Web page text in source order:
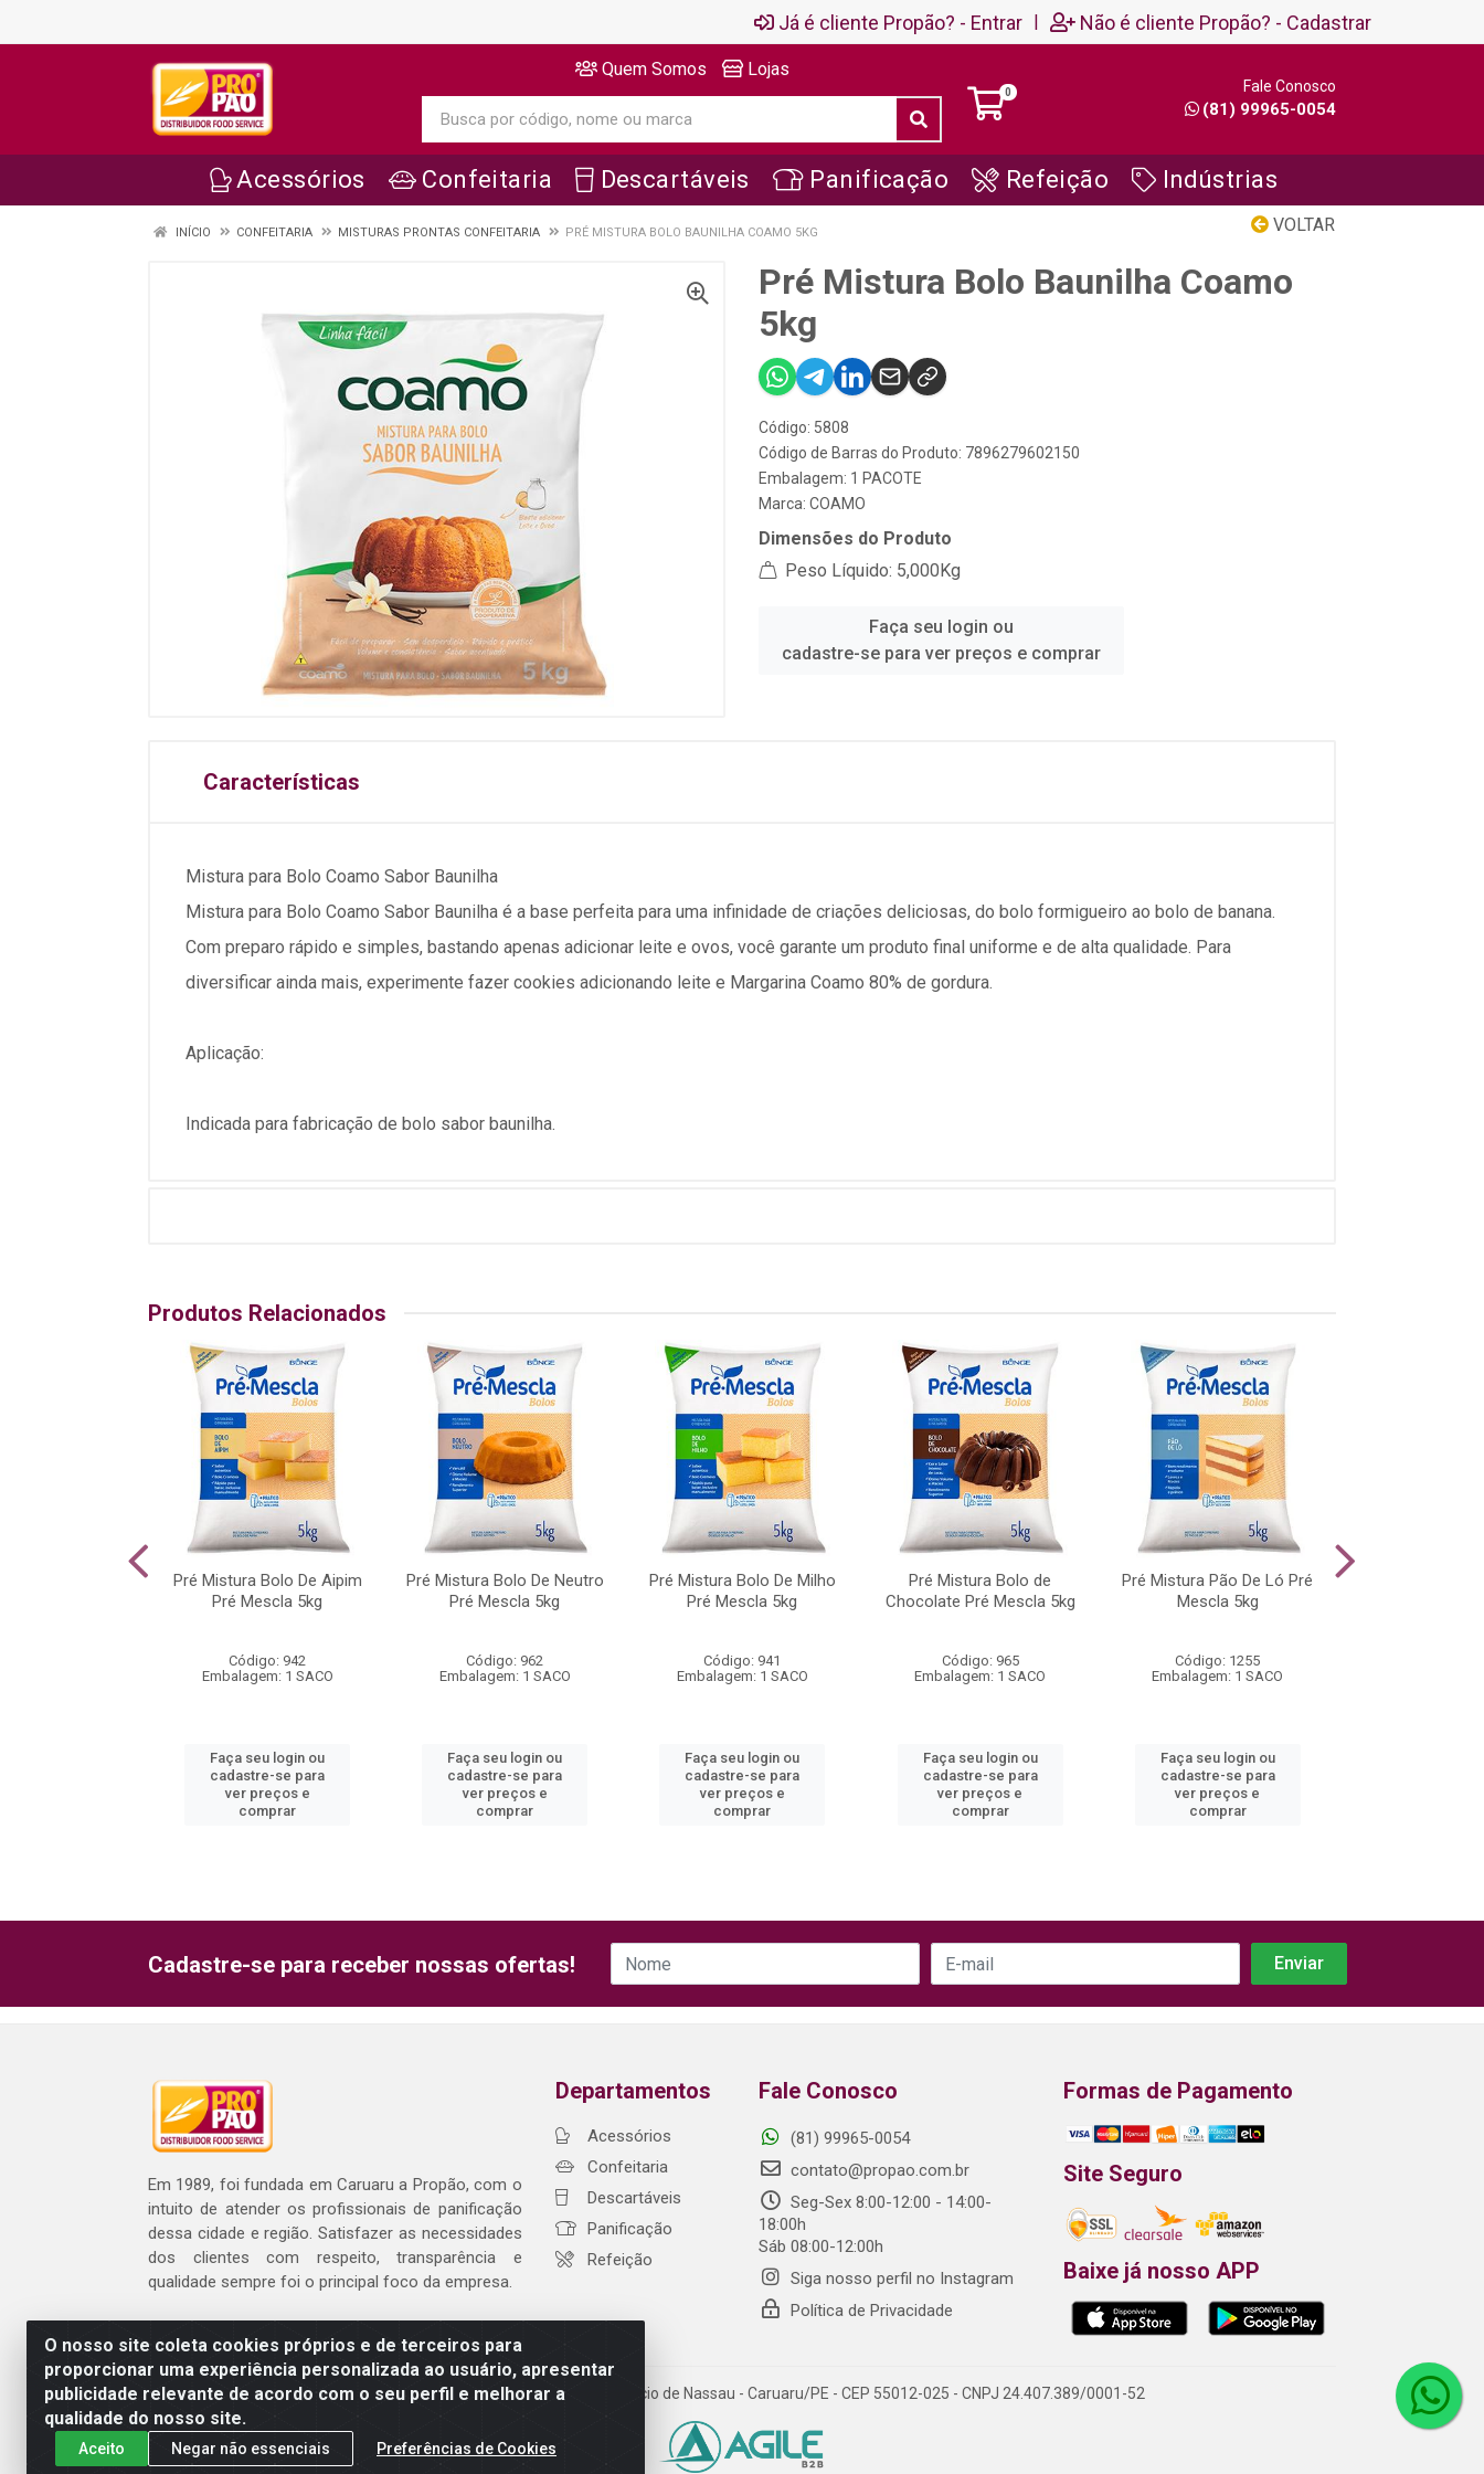
Já é cliente Propão? - Entrar | Não é cliente Propão? - Cadastrar
Quem Somos Lojas
0 Fale Conosco
(81) 99965-0054
Acessórios Confeitaria Descartáveis Panificação Refeição Indústrias
VOLTAR
INÍCIO CONFEITARIA MISTURAS PRONTAS CONFEITARIA PRÉ MISTURA BOLO BAUNILHA COAMO 5KG
Pré Mistura Bolo Baunilha Coamo
5kg
Código: 5808
Código de Barras do Produto: 7896279602150
Embalagem: 1 PACOTE
Marca: COAMO
Dimensões do Produto
Peso Líquido: 5,000Kg
Faça seu login ou
cadastre-se para ver preços e comprar
Características
Mistura para Bolo Coamo Sabor Baunilha
Mistura para Bolo Coamo Sabor Baunilha é a base perfeita para uma infinidade de criações deliciosas, do bolo formigueiro ao bolo de banana.
Com preparo rápido e simples, bastando apenas adicionar leite e ovos, você garante um produto final uniforme e de alta qualidade. Para
diversificar ainda mais, experimente fazer cookies adicionando leite e Margarina Coamo 80% de gordura.
Aplicação:
Indicada para fabricação de bolo sabor baunilha.
Produtos Relacionados
Pré Mistura Bolo De Aipim
Pré Mescla 5kg
Código: 942
Embalagem: 1 SACO
Faça seu login ou
cadastre-se para
ver preços e
comprar
Pré Mistura Bolo De Neutro
Pré Mescla 5kg
Código: 962
Embalagem: 1 SACO
Faça seu login ou
cadastre-se para
ver preços e
comprar
Pré Mistura Bolo De Milho
Pré Mescla 5kg
Código: 941
Embalagem: 1 SACO
Faça seu login ou
cadastre-se para
ver preços e
comprar
Pré Mistura Bolo de
Chocolate Pré Mescla 5kg
Código: 965
Embalagem: 1 SACO
Faça seu login ou
cadastre-se para
ver preços e
comprar
Pré Mistura Pão De Ló Pré
Mescla 5kg
Código: 1255
Embalagem: 1 SACO
Faça seu login ou
cadastre-se para
ver preços e
comprar
O nosso site coleta cookies próprios e de terceiros para
proporcionar uma experiência personalizada ao usuário, apresentar
publicidade relevante de acordo com o seu perfil e melhorar a
qualidade do nosso site.
Aceito Negar não essenciais Preferências de Cookies
Cadastre-se para receber nossas ofertas!
Em 1989, foi fundada em Caruaru a Propão, com o
intuito de atender os profissionais de panificação
dessa cidade e região. Satisfazer as necessidades
dos clientes com respeito, transparência e
qualidade sempre foi o principal foco da empresa.
Departamentos
Acessórios
Confeitaria
Descartáveis
Panificação
Refeição
Fale Conosco
(81) 99965-0054
contato@propao.com.br
Seg-Sex 8:00-12:00 - 14:00-
18:00h
Sáb 08:00-12:00h
Siga nosso perfil no Instagram
Política de Privacidade
Formas de Pagamento
Site Seguro
Baixe já nosso APP
Propão - Rua Armando da Fonte, 91 - Maurício de Nassau - Caruaru/PE - CEP 55012-025 - CNPJ 24.407.389/0001-52